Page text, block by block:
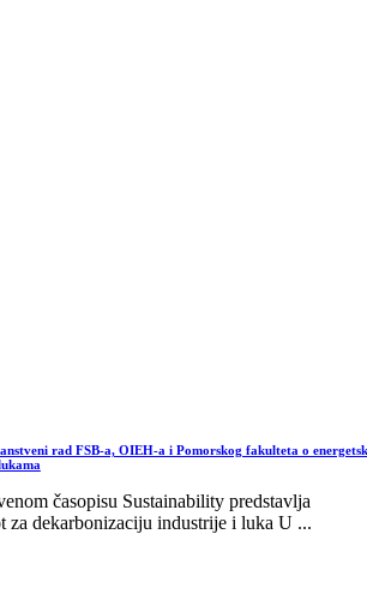
rad FSB-a, OIEH-a i Pomorskog fakulteta o
časopisu Sustainability predstavlja
za dekarbonizaciju industrije i luka U ...